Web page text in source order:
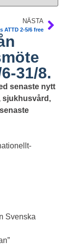
NÄSTA
ATTD 2-5/6 free
31/8.
senaste nytt
sjukhusvård,
Svenska